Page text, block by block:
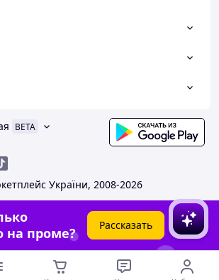
BETA
України, 2008-2026
на проме?
Рассказать